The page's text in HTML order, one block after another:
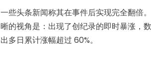
一些头条新闻称其在事件后实现完全翻倍
晰的视角是：出现了创纪录的即时暴涨，
出多日累计涨幅超过 60%。